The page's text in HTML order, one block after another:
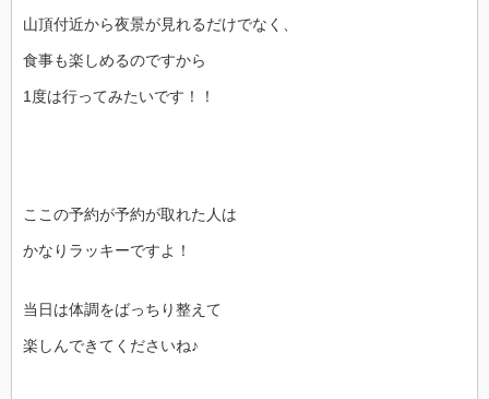
山頂付近から夜景が見れるだけでなく、
食事も楽しめるのですから
1度は行ってみたいです！！
ここの予約が予約が取れた人は
かなりラッキーですよ！
当日は体調をばっちり整えて
楽しんできてくださいね♪